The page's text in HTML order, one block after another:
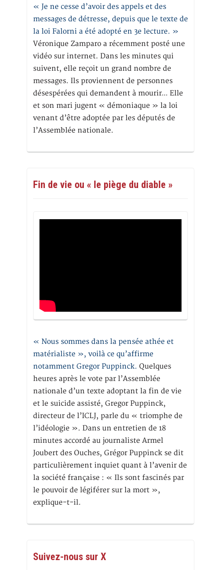
« Je ne cesse d’avoir des appels et des
messages de détresse, depuis que le texte de
la loi Falorni a été adopté en 3e lecture. »
Véronique Zamparo a récemment posté une
vidéo sur internet. Dans les minutes qui
suivent, elle reçoit un grand nombre de
messages. Ils proviennent de personnes
désespérées qui demandent à mourir… Elle
et son mari jugent « démoniaque » la loi
venant d’être adoptée par les députés de
l’Assemblée nationale.
Fin de vie ou « le piège du diable »
« Nous sommes dans la pensée athée et
matérialiste », voilà ce qu’affirme
notamment Gregor Puppinck. Quelques
heures après le vote par l’Assemblée
nationale d’un texte adoptant la fin de vie
et le suicide assisté, Gregor Puppinck,
directeur de l’ICLJ, parle du « triomphe de
l’idéologie ». Dans un entretien de 18
minutes accordé au journaliste Armel
Joubert des Ouches, Grégor Puppinck se dit
particulièrement inquiet quant à l’avenir de
la société française : « Ils sont fascinés par
le pouvoir de légiférer sur la mort »,
explique-t-il.
Suivez-nous sur X